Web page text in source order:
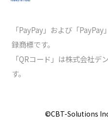
「PayPay」および「
録商標です。
「QRコード」は株式会社デ
す。
©️CBT-Solutions